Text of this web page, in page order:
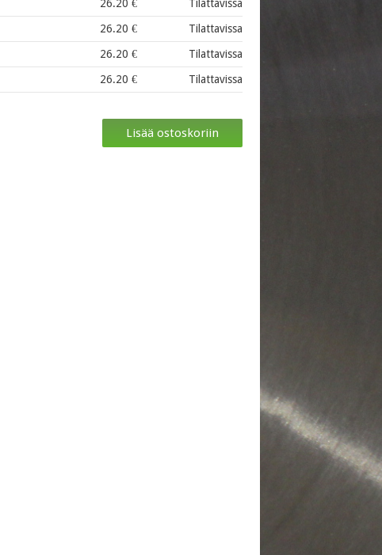
26.20 €
Tilattavissa
26.20 €
Tilattavissa
26.20 €
Tilattavissa
26.20 € Tilattavissa